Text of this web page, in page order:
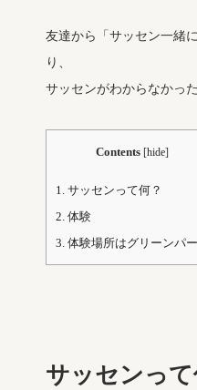
友達から「サッセン一緒
り、
サッセンがわからなかっ
Contents [hide]
1. サッセンって何？
2. 体験
3. 体験場所はグリーンパ
サッセンって